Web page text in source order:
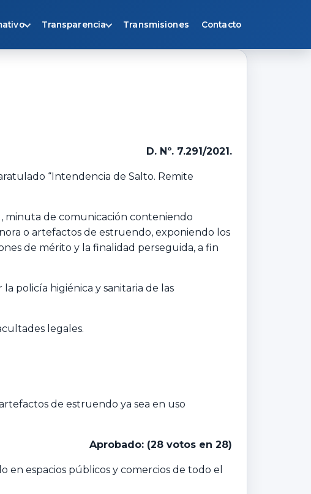
Transparencia Transmisiones Contacto
D. Nº. 7.291/2021.
“Intendencia de Salto. Remite
minuta de comunicación conteniendo
o artefactos de estruendo, exponiendo los
de mérito y la finalidad perseguida, a fin
policía higiénica y sanitaria de las
legales.
de estruendo ya sea en uso
Aprobado: (28 votos en 28)
espacios públicos y comercios de todo el